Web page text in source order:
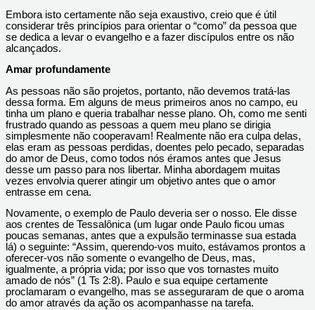
Embora isto certamente não seja exaustivo, creio que é útil
considerar três princípios para orientar o “como” da pessoa que
se dedica a levar o evangelho e a fazer discípulos entre os não
alcançados.
Amar profundamente
As pessoas não são projetos, portanto, não devemos tratá-las
dessa forma. Em alguns de meus primeiros anos no campo, eu
tinha um plano e queria trabalhar nesse plano. Oh, como me senti
frustrado quando as pessoas a quem meu plano se dirigia
simplesmente não cooperavam! Realmente não era culpa delas,
elas eram as pessoas perdidas, doentes pelo pecado, separadas
do amor de Deus, como todos nós éramos antes que Jesus
desse um passo para nos libertar. Minha abordagem muitas
vezes envolvia querer atingir um objetivo antes que o amor
entrasse em cena.
Novamente, o exemplo de Paulo deveria ser o nosso. Ele disse
aos crentes de Tessalônica (um lugar onde Paulo ficou umas
poucas semanas, antes que a expulsão terminasse sua estada
lá) o seguinte: “Assim, querendo-vos muito, estávamos prontos a
oferecer-vos não somente o evangelho de Deus, mas,
igualmente, a própria vida; por isso que vos tornastes muito
amado de nós” (1 Ts 2:8). Paulo e sua equipe certamente
proclamaram o evangelho, mas se asseguraram de que o aroma
do amor através da ação os acompanhasse na tarefa.